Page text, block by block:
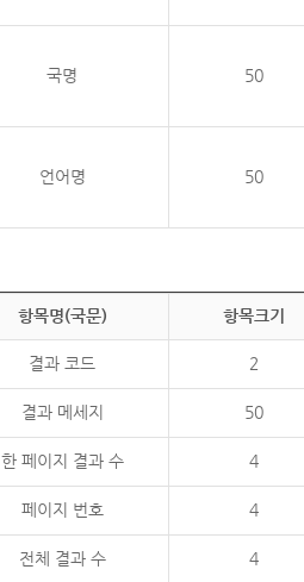
국명 50
언어명 50
항목명(국문) 항목크기
결과 코드 2
결과 메세지 50
한 페이지 결과 수 4
페이지 번호 4
전체 결과 수 4